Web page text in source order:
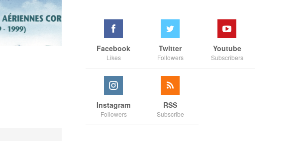
Facebook
Likes
Twitter
Followers
Youtube
Subscribers
Instagram
Followers
RSS
Subscribe